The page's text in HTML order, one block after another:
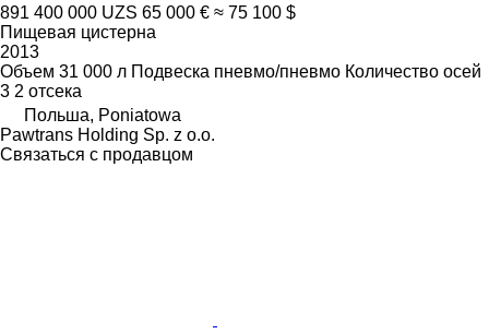
891 400 000 UZS 65 000 € ≈ 75 100 $
Пищевая цистерна
2013
Объем 31 000 л Подвеска пневмо/пневмо Количество осей
3 2 отсека
Польша, Poniatowa
Pawtrans Holding Sp. z o.o.
Связаться с продавцом